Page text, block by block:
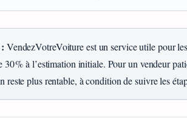
VendezVotreVoiture est un service utile pour
30 % à l’estimation initiale. Pour un vendeur
reste plus rentable, à condition de suivre les